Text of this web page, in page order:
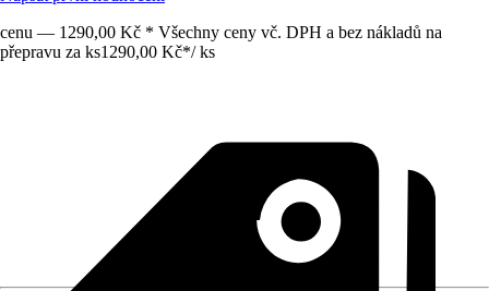
cenu — 1290,00 Kč * Všechny ceny vč. DPH a bez nákladů na
přepravu za ks1290,00 Kč*/ ks